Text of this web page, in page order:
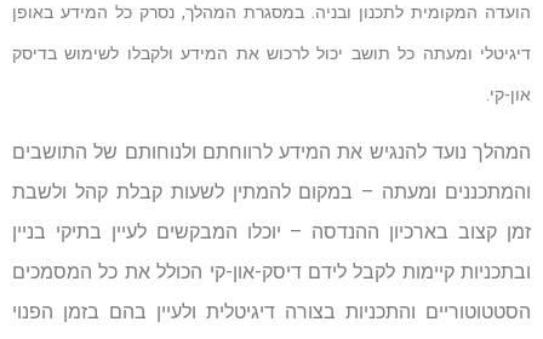
הועדה המקומית לתכנון ובניה. במסגרת המהלך, נסרק כל המידע באופן
דיגיטלי ומעתה כל תושב יכול לרכוש את המידע ולקבלו לשימוש בדיסק
און-קי.
המהלך נועד להנגיש את המידע לרווחתם ולנוחותם של התושבים
והמתכננים ומעתה – במקום להמתין לשעות קבלת קהל ולשבת
זמן קצוב בארכיון ההנדסה – יוכלו המבקשים לעיין בתיקי בניין
ובתכניות קיימות לקבל לידם דיסק-און-קי הכולל את כל המסמכים
הסטטוטוריים והתכניות בצורה דיגיטלית ולעיין בהם בזמן הפנוי